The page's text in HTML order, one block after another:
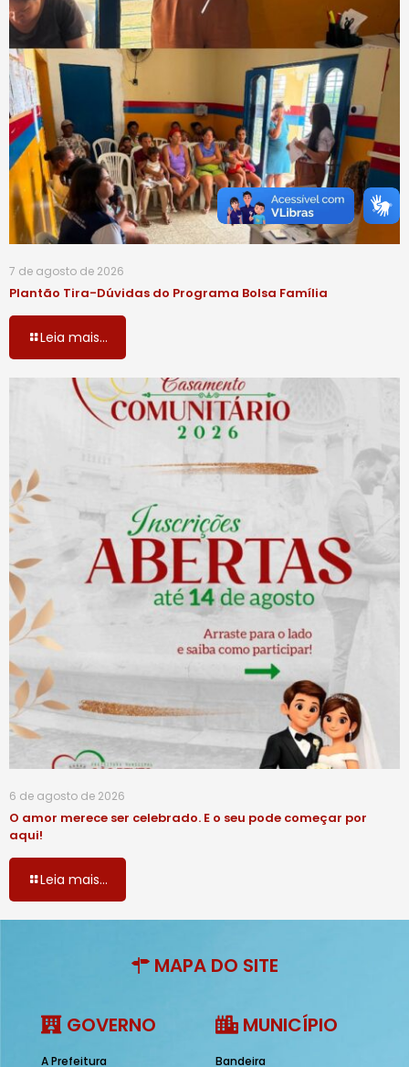
7 de agosto de 2026
Plantão Tira-Dúvidas do Programa Bolsa Família
Leia mais...
6 de agosto de 2026
O amor merece ser celebrado. E o seu pode começar por
aqui!
Leia mais...
MAPA DO SITE
GOVERNO
A Prefeitura
MUNICÍPIO
Bandeira